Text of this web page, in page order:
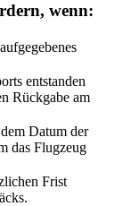
wenn:
entstanden
Rückgabe am
Datum der
das Flugzeug
Frist